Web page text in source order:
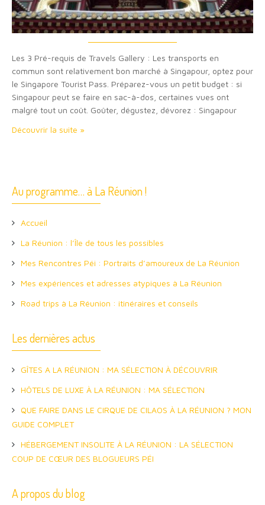
Les 3 Pré-requis de Travels Gallery : Les transports en
commun sont relativement bon marché à Singapour, optez pour
le Singapore Tourist Pass. Préparez-vous un petit budget : si
Singapour peut se faire en sac-à-dos, certaines vues ont
malgré tout un coût. Goûter, dégustez, dévorez : Singapour
de Singapour, le quartier…
Découvrir la suite »
Au programme… à La Réunion !
Accueil
La Réunion : l’Île de tous les possibles
Mes Rencontres Péi : Portraits d’amoureux de La Réunion
Mes expériences et adresses atypiques à La Réunion
Road trips à La Réunion : itinéraires et conseils
Les dernières actus
GÎTES A LA RÉUNION : MA SÉLECTION À DÉCOUVRIR
HÔTELS DE LUXE À LA RÉUNION : MA SÉLECTION
QUE FAIRE DANS LE CIRQUE DE CILAOS À LA RÉUNION ? MON
GUIDE COMPLET
HÉBERGEMENT INSOLITE À LA RÉUNION : LA SÉLECTION
COUP DE CŒUR DES BLOGUEURS PÉI
A propos du blog